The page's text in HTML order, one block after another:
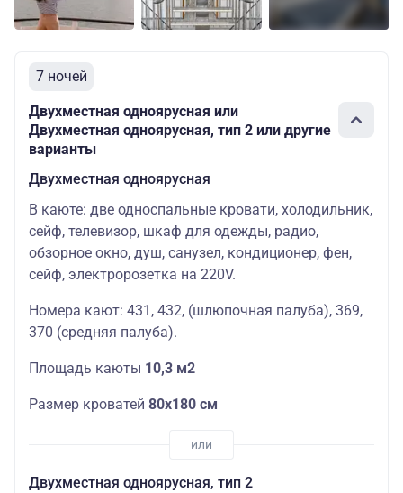
Средняя Одноместная
Основных
167000
Средняя
Шлюпочная
Двухместная
двуспальной
Шлюпочная
Делюкс
двухместный
с
двуспальной
Основных
154100
7 ночей
Двухместная одноярусная или
Двухместная одноярусная, тип 2 или другие
варианты
Двухместная одноярусная
В каюте: две односпальные кровати, холодильник,
сейф, телевизор, шкаф для одежды, радио,
обзорное окно, душ, санузел, кондиционер, фен,
сейф, электророзетка на 220V.
Номера кают: 431, 432, (шлюпочная палуба), 369,
370 (средняя палуба).
Площадь каюты 10,3 м2
Размер кроватей 80х180 см
Двухместная одноярусная, тип 2